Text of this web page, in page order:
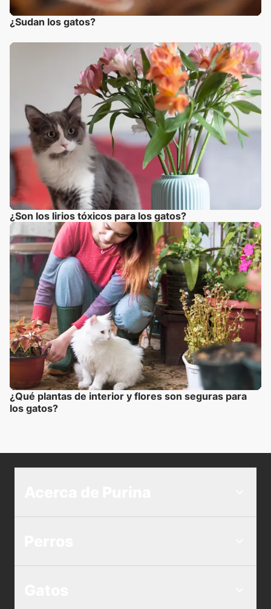
¿Sudan los gatos?
¿Son los lirios tóxicos para los gatos?
¿Qué plantas de interior y flores son seguras para
los gatos?